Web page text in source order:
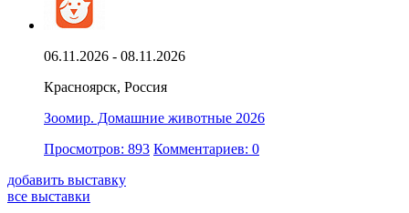
06.11.2026 - 08.11.2026
Красноярск, Россия
Зоомир. Домашние животные 2026
Просмотров: 893 Комментариев: 0
добавить выставку
все выставки